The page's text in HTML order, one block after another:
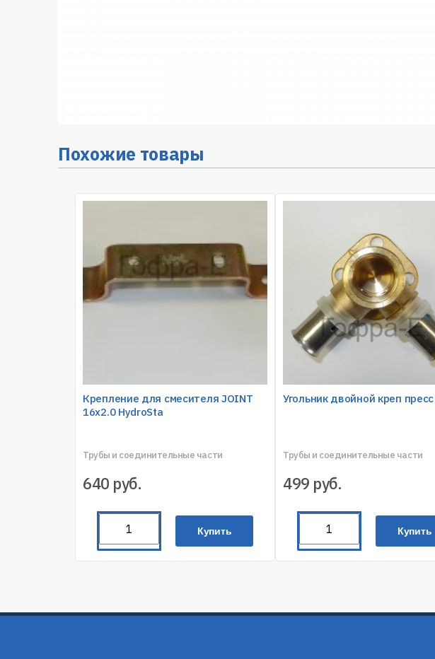
Похожие товары
Крепление для смесителя JOINT
16х2.0 HydroSta
Трубы и соединительные части
640 руб.
Купить
Угольник двойной креп
Трубы и соединительные части
499 руб.
Купить